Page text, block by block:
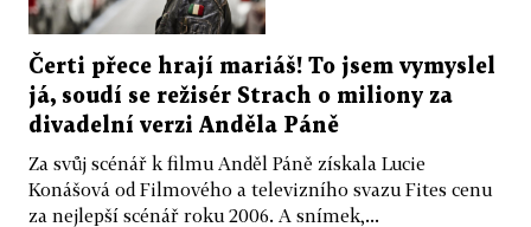
Čerti přece hrají mariáš! To jsem vymyslel
já, soudí se režisér Strach o miliony za
divadelní verzi Anděla Páně
Za svůj scénář k filmu Anděl Páně získala Lucie
Konášová od Filmového a televizního svazu Fites cenu
za nejlepší scénář roku 2006. A snímek,...